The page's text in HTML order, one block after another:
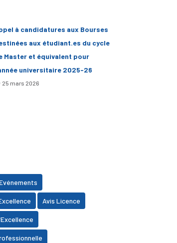
à candidatures aux Bourses
aux étudiant.es du cycle
Master et équivalent pour
universitaire 2025-26
25 mars 2026
Avis Licence